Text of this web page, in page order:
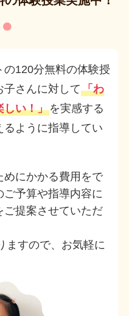
120分無料の体験授
さんに対して「わ
しい！」を実感する
るように指導してい
めにかかる費用をで
ご予算や指導内容に
提案させていただ
ますので、お気軽に